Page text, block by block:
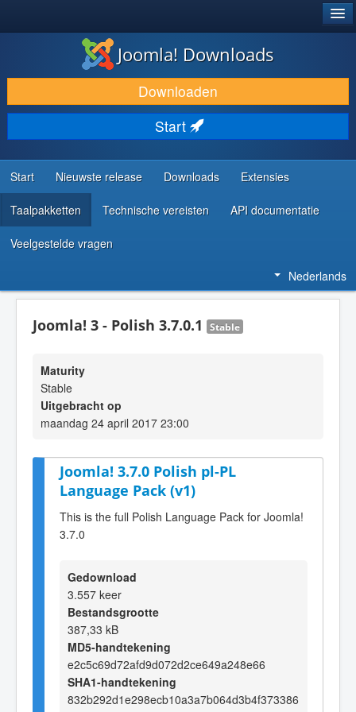
DOWNLOAD & BREID UIT
ONTDEK & LEER
COMMUNITY & ONDERSTEUNING
ONTWIKKELAARSBRONNEN
Joomla! Downloads
Downloaden
Start
Start Nieuwste release Downloads Extensies
Taalpakketten Technische vereisten API documentatie
Veelgestelde vragen
Nederlands
Joomla! 3 - Polish 3.7.0.1 Stable
Maturity
Stable
Uitgebracht op
maandag 24 april 2017 23:00
Joomla! 3.7.0 Polish pl-PL
Language Pack (v1)
This is the full Polish Language Pack for Joomla!
3.7.0
Gedownload
3.557 keer
Bestandsgrootte
387,33 kB
MD5-handtekening
e2c5c69d72afd9d072d2ce649a248e66
SHA1-handtekening
832b292d1e298ecb10a3a7b064d3b4f373386